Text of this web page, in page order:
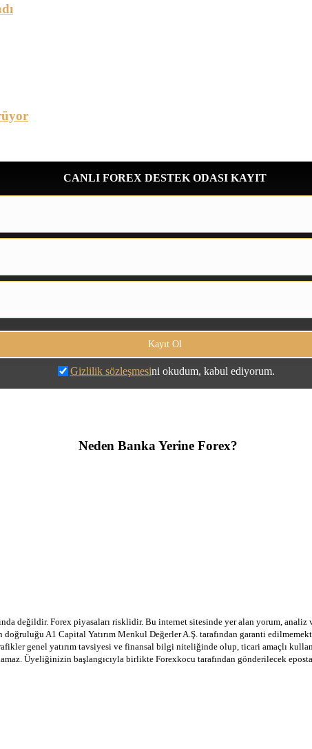
CANLI FOREX DESTEK ODASI KAYIT
Gizlilik sözleşmesini okudum, kabul ediyorum.
Neden Banka Yerine Forex?
değildir. Forex piyasaları risklidir. Bu internet sitesinde yer alan yorum,
A1 Capital Yatırım Menkul Değerler A.Ş. tarafından garanti
genel yatırım tavsiyesi ve finansal bilgi niteliğinde olup, ticari amaçlı
Üyeliğinizin başlangıcıyla birlikte Forexkocu tarafından gönderilecek